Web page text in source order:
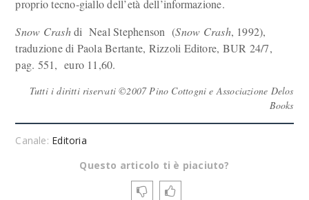
proprio tecno-giallo dell’età dell’informazione.
Snow Crashdi Neal Stephenson (Snow Crash, 1992),
traduzione di Paola Bertante, Rizzoli Editore, BUR 24/7,
pag. 551, euro 11,60.
Tutti i diritti riservati ©2007 Pino Cottogni e Associazione Delos
Books
Canale: Editoria
Questo articolo ti è piaciuto?